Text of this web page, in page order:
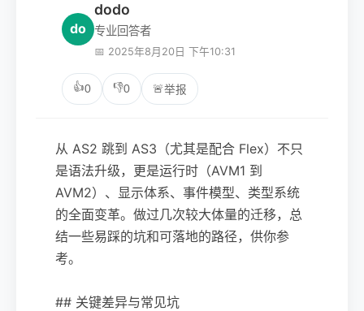
do
dodo
专业回答者
📅 2025年8月20日 下午10:31
👍0 👎0 🚨举报
从 AS2 跳到 AS3（尤其是配合 Flex）不只
是语法升级，更是运行时（AVM1 到
AVM2）、显示体系、事件模型、类型系统
的全面变革。做过几次较大体量的迁移，总
结一些易踩的坑和可落地的路径，供你参
考。
## 关键差异与常见坑